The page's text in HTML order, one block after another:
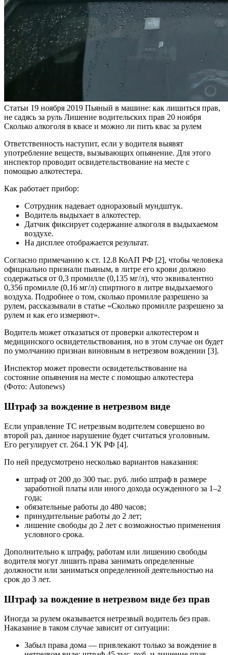
Статьи 19 ноября 2019 Пьяный в машине: как лишиться прав,
не садясь за руль Лишение водительских прав 20 ноября
Сколько алкоголя в квасе и можно ли пить квас за рулем
Ответственность наступит, если у водителя выявят
употребление веществ, вызывающих опьянение. Для этого
инспектор проводит освидетельствование на месте с
помощью алкотестера.
Как работает прибор:
Сотрудник надевает одноразовый мундштук.
Водитель выдыхает в алкотестер.
Датчик фиксирует содержание алкоголя в выдыхаемом
воздухе.
На дисплее отображается результат.
Согласно примечанию к ст. 12.8 КоАП РФ [2], чтобы человека
официально признали пьяным, в литре его крови должно
содержаться от 0,3 промилле (0,135 мг/л), что эквивалентно
0,356 промилле (0,16 мг/л) спиртного в литре выдыхаемого
воздуха. Подробнее о том, сколько промилле разрешено за
рулем, рассказывали в статье «Сколько промилле разрешено за
рулем и как его измеряют».
Водитель может отказаться от проверки алкотестером и
медицинского освидетельствования, но в этом случае он будет
по умолчанию признан виновным в нетрезвом вождении [3].
Инспектор может провести освидетельствование на
состояние опьянения на месте с помощью алкотестера
(Фото: Autonews)
Штраф за вождение в нетрезвом виде
Если управление ТС нетрезвым водителем совершено во
второй раз, данное нарушение будет считаться уголовным.
Его регулирует ст. 264.1 УК РФ [4].
По ней предусмотрено несколько вариантов наказания:
штраф от 200 до 300 тыс. руб. либо штраф в размере
заработной платы или иного дохода осужденного за 1–2
года;
обязательные работы до 480 часов;
принудительные работы до 2 лет;
лишение свободы до 2 лет с возможностью применения
условного срока.
Дополнительно к штрафу, работам или лишению свободы
водителя могут лишить права занимать определенные
должности или заниматься определенной деятельностью на
срок до 3 лет.
Штраф за вождение в нетрезвом виде без прав
Иногда за рулем оказывается нетрезвый водитель без прав.
Наказание в таком случае зависит от ситуации:
Забыл права дома — привлекают только за вождение в